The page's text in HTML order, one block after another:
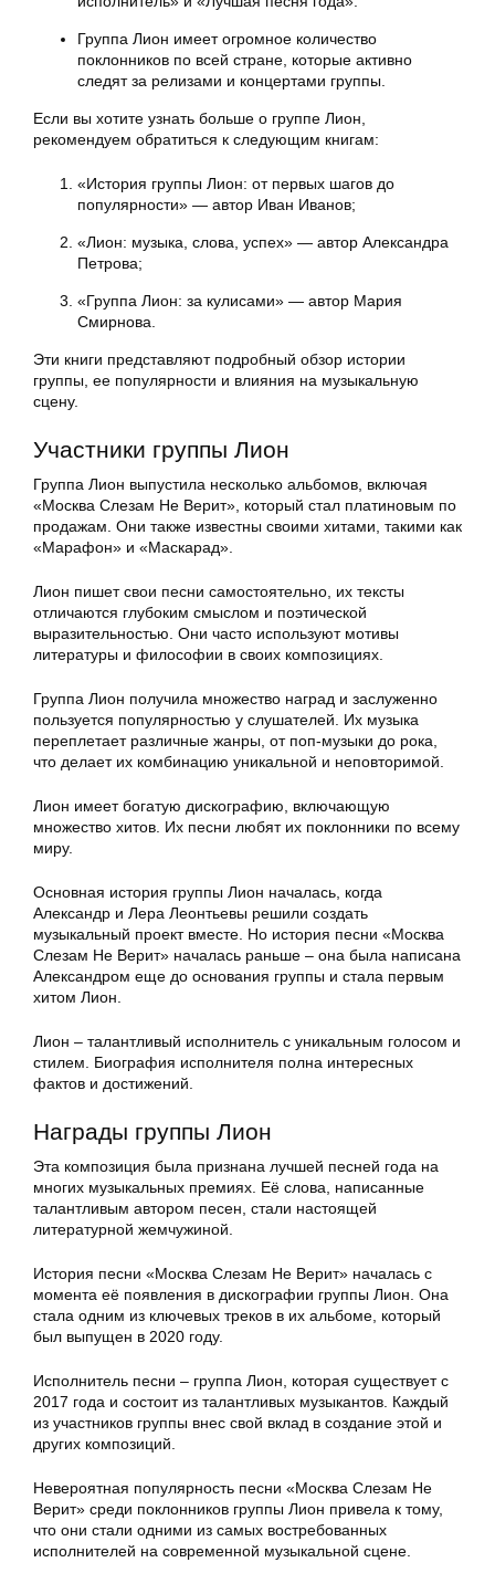
Группа Лион имеет огромное количество
поклонников по всей стране, которые активно
следят за релизами и концертами группы.
Если вы хотите узнать больше о группе Лион,
рекомендуем обратиться к следующим книгам:
«История группы Лион: от первых шагов до
популярности» — автор Иван Иванов;
«Лион: музыка, слова, успех» — автор Александра
Петрова;
«Группа Лион: за кулисами» — автор Мария
Смирнова.
Эти книги представляют подробный обзор истории
группы, ее популярности и влияния на музыкальную
сцену.
Участники группы Лион
Группа Лион выпустила несколько альбомов, включая
«Москва Слезам Не Верит», который стал платиновым по
продажам. Они также известны своими хитами, такими как
«Марафон» и «Маскарад».
Лион пишет свои песни самостоятельно, их тексты
отличаются глубоким смыслом и поэтической
выразительностью. Они часто используют мотивы
литературы и философии в своих композициях.
Группа Лион получила множество наград и заслуженно
пользуется популярностью у слушателей. Их музыка
переплетает различные жанры, от поп-музыки до рока,
что делает их комбинацию уникальной и неповторимой.
Лион имеет богатую дискографию, включающую
множество хитов. Их песни любят их поклонники по всему
миру.
Основная история группы Лион началась, когда
Александр и Лера Леонтьевы решили создать
музыкальный проект вместе. Но история песни «Москва
Слезам Не Верит» началась раньше – она была написана
Александром еще до основания группы и стала первым
хитом Лион.
Лион – талантливый исполнитель с уникальным голосом и
стилем. Биография исполнителя полна интересных
фактов и достижений.
Награды группы Лион
Эта композиция была признана лучшей песней года на
многих музыкальных премиях. Её слова, написанные
талантливым автором песен, стали настоящей
литературной жемчужиной.
История песни «Москва Слезам Не Верит» началась с
момента её появления в дискографии группы Лион. Она
стала одним из ключевых треков в их альбоме, который
был выпущен в 2020 году.
Исполнитель песни – группа Лион, которая существует с
2017 года и состоит из талантливых музыкантов. Каждый
из участников группы внес свой вклад в создание этой и
других композиций.
Невероятная популярность песни «Москва Слезам Не
Верит» среди поклонников группы Лион привела к тому,
что они стали одними из самых востребованных
исполнителей на современной музыкальной сцене.